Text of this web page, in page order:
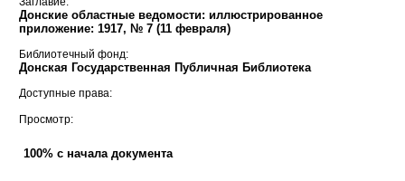
Донские областные ведомости: иллюстрированное
приложение: 1917, № 7 (11 февраля)
Библиотечный фонд:
Донская Государственная Публичная Библиотека
Доступные права:
Просмотр:
100% с начала документа